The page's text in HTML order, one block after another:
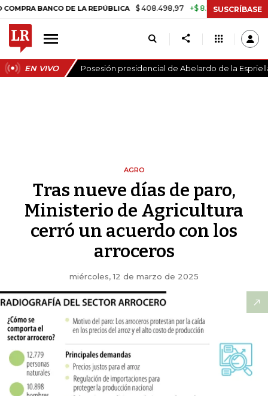
DE LA REPÚBLICA $ 408.498,97 +$ 8.753,81 +2,19% TASA
SUSCRÍBASE
EN VIVO Posesión presidencial de Abelardo de la
AGRO
Tras nueve días de paro,
Ministerio de Agricultura
cerró un acuerdo con los
arroceros
miércoles, 12 de marzo de 2025